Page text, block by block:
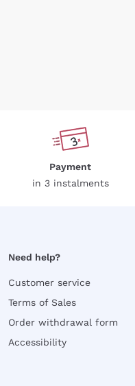
Payment
in 3 instalments
Need help?
Customer service
Terms of Sales
Order withdrawal form
Accessibility